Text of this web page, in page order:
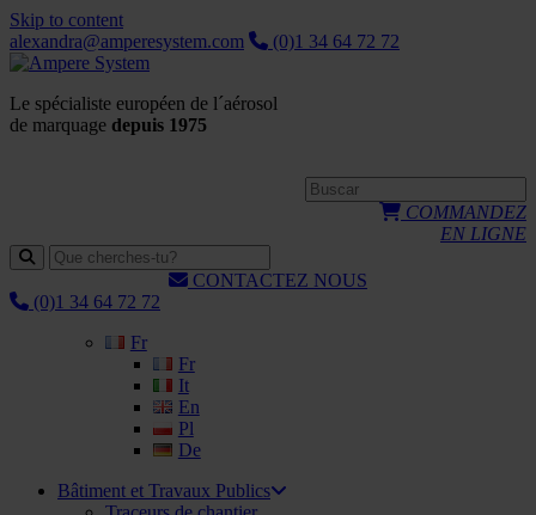
Skip to content
alexandra@amperesystem.com
(0)1 34 64 72 72
Le spécialiste européen de l´aérosol
de marquage depuis 1975
COMMANDEZ
EN LIGNE
CONTACTEZ NOUS
(0)1 34 64 72 72
Fr
Fr
It
En
Pl
De
Bâtiment et Travaux Publics